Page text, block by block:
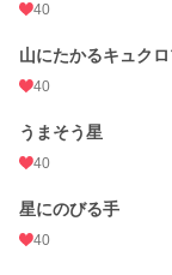
40
山にたかるキュク
40
うまそう星
40
星にのびる手
40